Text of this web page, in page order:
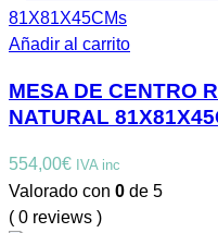
Añadir al carrito
MESA DE CENTRO
NATURAL
554,00€ IVA inc
Valorado con 0 de 5
( 0 reviews )